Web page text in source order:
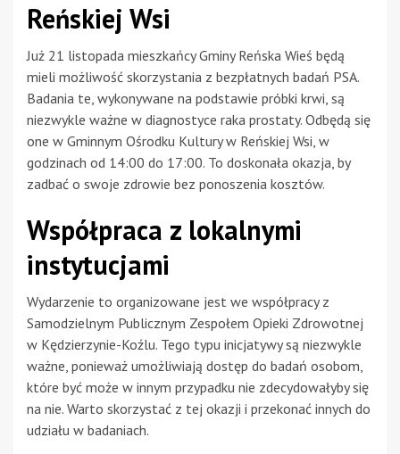
Reńskiej Wsi
Już 21 listopada mieszkańcy Gminy Reńska Wieś będą
mieli możliwość skorzystania z bezpłatnych badań PSA.
Badania te, wykonywane na podstawie próbki krwi, są
niezwykle ważne w diagnostyce raka prostaty. Odbędą się
one w Gminnym Ośrodku Kultury w Reńskiej Wsi, w
godzinach od 14:00 do 17:00. To doskonała okazja, by
zadbać o swoje zdrowie bez ponoszenia kosztów.
Współpraca z lokalnymi
instytucjami
Wydarzenie to organizowane jest we współpracy z
Samodzielnym Publicznym Zespołem Opieki Zdrowotnej
w Kędzierzynie-Koźlu. Tego typu inicjatywy są niezwykle
ważne, ponieważ umożliwiają dostęp do badań osobom,
które być może w innym przypadku nie zdecydowałyby się
na nie. Warto skorzystać z tej okazji i przekonać innych do
udziału w badaniach.